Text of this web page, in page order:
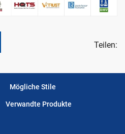
Teilen:
Mögliche Stile
Verwandte Produkte